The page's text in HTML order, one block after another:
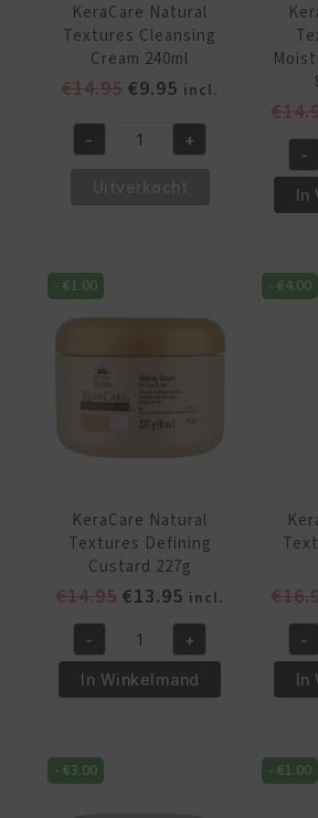
KeraCare Natural
Textures Cleansing
Cream 240ml
€14.95 Oorspronkelijke
was:
€9.95 Huidige
is:
incl.
KeraCare
240ml
- +
€
-
-€1.00
KeraCare Natural
Textures Defining
Custard 227g
€14.95 Oorspronkelijke
was:
€14.95.
€13.95 Huidige
prijs
is:
€13.95.
incl.
KeraCare
Natural
Textures
Custard
227g
- +
In Winkelmand
-€4.00
€
Milk
-
In
-€3.00 -€1.00